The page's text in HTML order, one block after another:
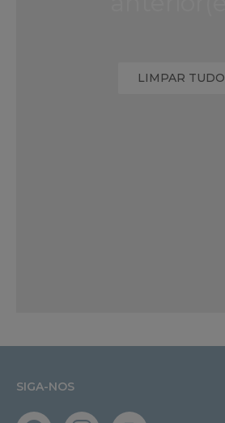
LIMPAR TUDO
SIGA-NOS